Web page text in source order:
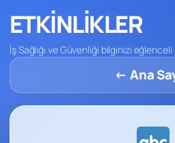
ETKİNLİKLER
İş Sağlığı ve Güvenliği bilginizi
← Ana